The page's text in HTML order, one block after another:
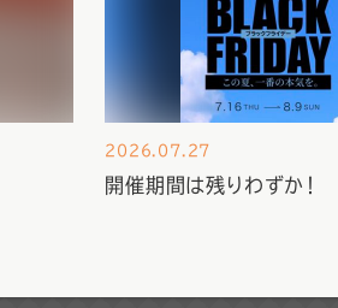
2026.07.27
開催期間は残りわずか！